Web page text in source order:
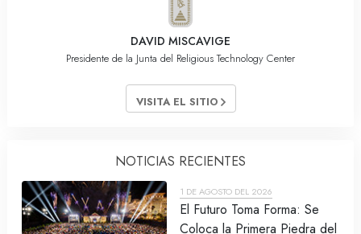
DAVID MISCAVIGE
Presidente de la Junta del Religious Technology Center
VISITA EL SITIO
NOTICIAS RECIENTES
1 DE AGOSTO DEL 2026
El Futuro Toma Forma: Se
Coloca la Primera Piedra del